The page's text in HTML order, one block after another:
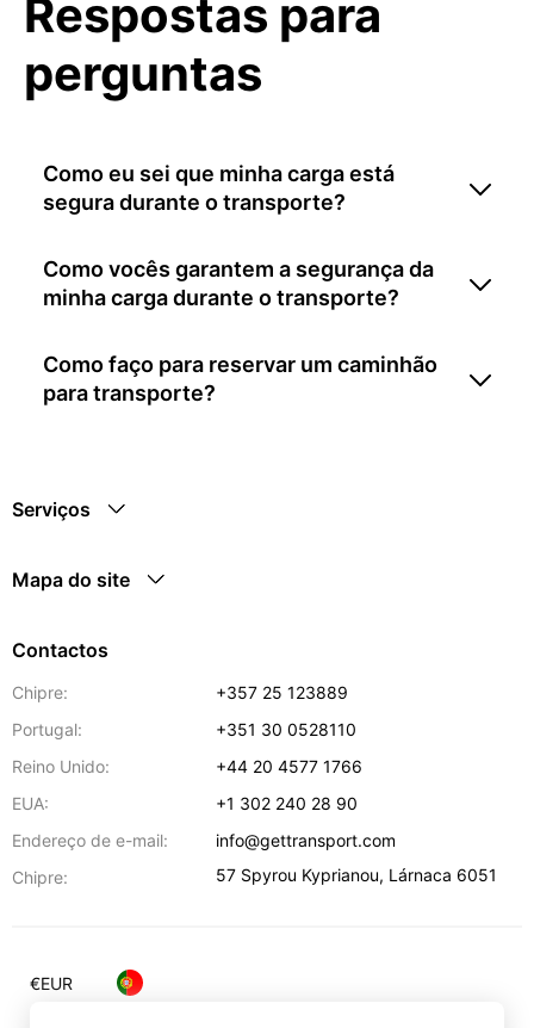
Respostas para
perguntas
Como eu sei que minha carga está
segura durante o transporte?
Como vocês garantem a segurança da
minha carga durante o transporte?
Como faço para reservar um caminhão
para transporte?
Serviços
Mapa do site
Contactos
Chipre:
+357 25 123889
Portugal:
+351 30 0528110
Reino Unido:
+44 20 4577 1766
EUA:
+1 302 240 28 90
Endereço de e-mail:
info@gettransport.com
Chipre:
57 Spyrou Kyprianou, Lárnaca 6051
€EUR